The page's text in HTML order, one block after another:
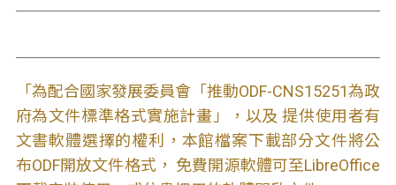
「為配合國家發展委員會「推動ODF-CNS15251為政
府為文件標準格式實施計畫」，以及 提供使用者有
文書軟體選擇的權利，本館檔案下載部分文件將公
布ODF開放文件格式， 免費開源軟體可至LibreOffice